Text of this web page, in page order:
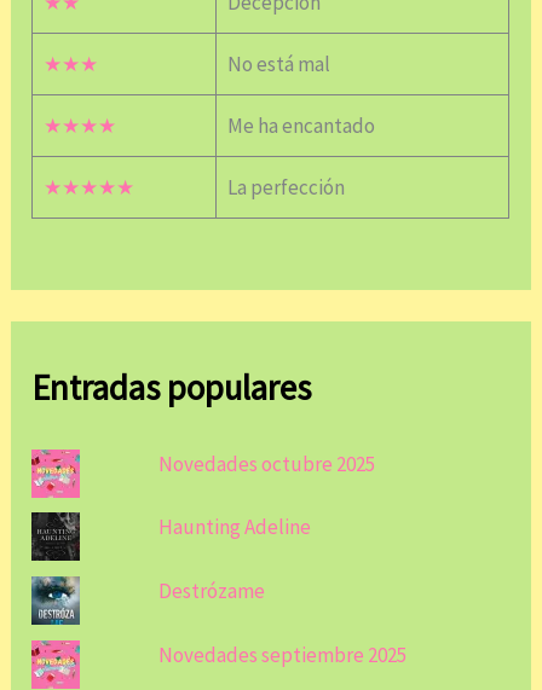
★★★ No está mal
★★★★ Me ha encantado
★★★★★ La perfección
Entradas populares
Novedades octubre 2025
Haunting Adeline
Destrózame
Novedades septiembre 2025